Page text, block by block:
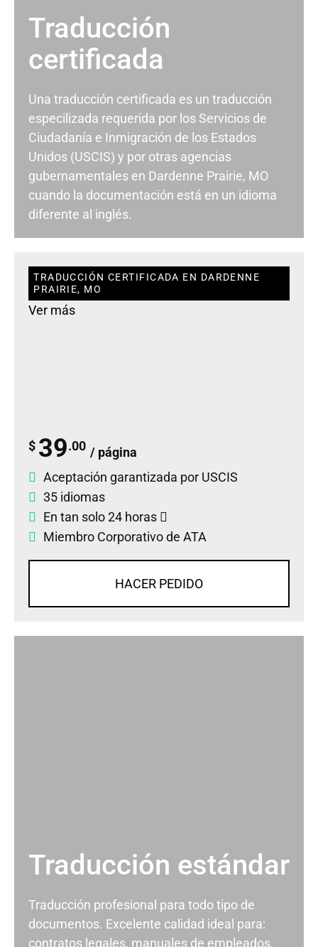
Traducción
certificada
Una traducción certificada es un traducción
especilizada requerida por los Servicios de
Ciudadanía e Inmigración de los Estados
Unidos (USCIS) y por otras agencias
gubernamentales en Dardenne Prairie, MO
cuando la documentación está en un idioma
diferente al inglés.
TRADUCCIÓN CERTIFICADA EN DARDENNE
PRAIRIE, MO
Ver más
$ 39.00 / página
Aceptación garantizada por USCIS
35 idiomas
En tan solo 24 horas
Miembro Corporativo de ATA
HACER PEDIDO
Traducción estándar
Traducción profesional para todo tipo de
documentos. Excelente calidad ideal para:
contratos legales, manuales de empleados,